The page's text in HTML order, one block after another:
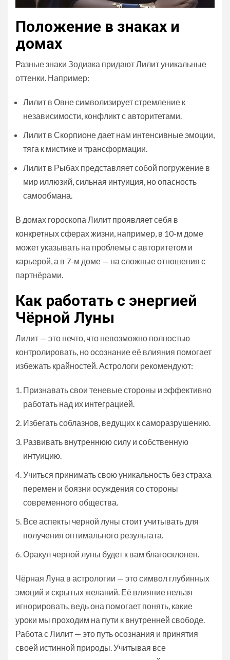
Положение в знаках и
домах
Разные знаки Зодиака придают Лилит уникальные
оттенки. Например:
Лилит в Овне символизирует стремление к
независимости, конфликт с авторитетами.
Лилит в Скорпионе дает нам интенсивные эмоции,
тяга к мистике и трансформации.
Лилит в Рыбах представляет собой погружение в
мир иллюзий, сильная интуиция, но опасность
самообмана.
В домах гороскопа Лилит проявляет себя в
конкретных сферах жизни, например, в 10-м доме
может указывать на проблемы с авторитетом и
карьерой, а в 7-м доме — на сложные отношения с
партнёрами.
Как работать с энергией
Чёрной Луны
Лилит — это нечто, что невозможно полностью
контролировать, но осознание её влияния помогает
избежать крайностей. Астрологи рекомендуют:
Признавать свои теневые стороны и эффективно
работать над их интеграцией.
Избегать соблазнов, ведущих к саморазрушению.
Развивать внутреннюю силу и собственную
интуицию.
Учиться принимать свою уникальность без страха
перемен и боязни осуждения со стороны
современного общества.
Все аспекты черной луны стоит учитывать для
получения оптимального результата.
Оракул черной луны будет к вам благосклонен.
Чёрная Луна в астрологии — это символ глубинных
эмоций и скрытых желаний. Её влияние нельзя
игнорировать, ведь она помогает понять, какие
уроки мы проходим на пути к внутренней свободе.
Работа с Лилит — это путь осознания и принятия
своей истинной природы. Учитывая все